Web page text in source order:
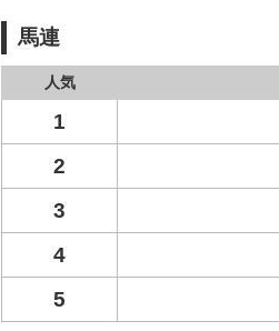
馬連
人気
1
2
3
4
5